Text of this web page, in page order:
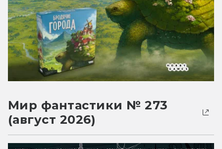
Мир фантастики № 273
(август 2026)